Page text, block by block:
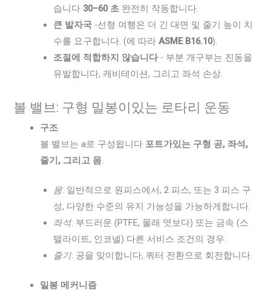
습니다 30–60 초 완전히 작동합니다.
큰 발자국 -선형 여행은 더 긴 대면 및 줄기 높이 치
수를 요구합니다. (에 따라ASME B16.10).
조절에 적합하지 않습니다- 부분 개구부는 진동을
유발합니다, 캐비테이션, 그리고 좌석 손상.
볼 밸브: 구형 밀봉이있는 로타리 운동
구조
볼 밸브는 a로 구성됩니다 포트가있는 구형 공, 좌석,
줄기, 그리고 몸.
몸: 일반적으로 원피스에서, 2 피스, 또는 3 피스 구
성, 다양한 수준의 유지 가능성을 가능하게합니다.
좌석: 부드러운 (PTFE, 몰래 엿보다) 또는 금속 (스
텔라이트, 인코넬) 다른 서비스 조건의 경우.
줄기: 공을 맞이합니다, 쿼터 전환으로 회전합니다.
밀봉 메커니즘